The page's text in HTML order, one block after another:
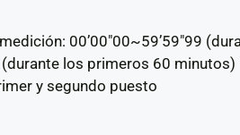
00’00″00~59’59″99
los primeros 60
y segundo puesto